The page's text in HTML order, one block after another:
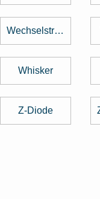
Wechselstrom
Whisker
Z-Diode